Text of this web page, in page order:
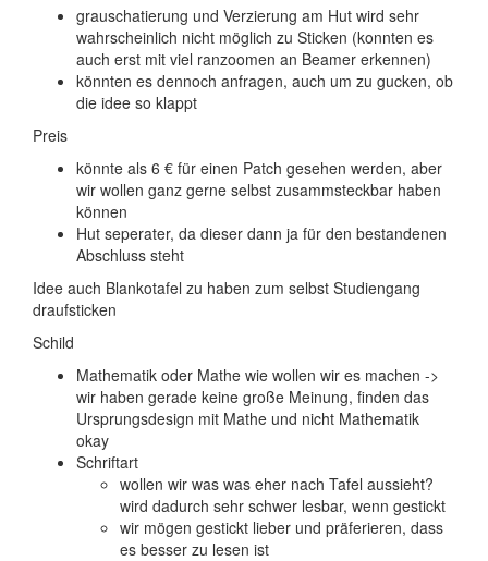
grauschatierung und Verzierung am Hut wird sehr
wahrscheinlich nicht möglich zu Sticken (konnten es
auch erst mit viel ranzoomen an Beamer erkennen)
könnten es dennoch anfragen, auch um zu gucken, ob
die idee so klappt
Preis
könnte als 6 € für einen Patch gesehen werden, aber
wir wollen ganz gerne selbst zusammsteckbar haben
können
Hut seperater, da dieser dann ja für den bestandenen
Abschluss steht
Idee auch Blankotafel zu haben zum selbst Studiengang
draufsticken
Schild
Mathematik oder Mathe wie wollen wir es machen ->
wir haben gerade keine große Meinung, finden das
Ursprungsdesign mit Mathe und nicht Mathematik
okay
Schriftart
wollen wir was was eher nach Tafel aussieht?
wird dadurch sehr schwer lesbar, wenn gestickt
wir mögen gestickt lieber und präferieren, dass
es besser zu lesen ist